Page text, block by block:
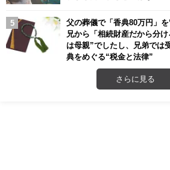
父の葬儀で「香典80万円」
兄から「相続財産だから分
は母親”でしたし、兄弟では
典をめぐる“税金と法律”
さらに見る